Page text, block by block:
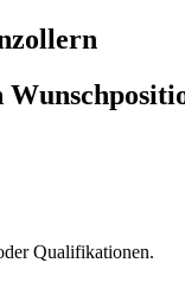
Qualifikationen.